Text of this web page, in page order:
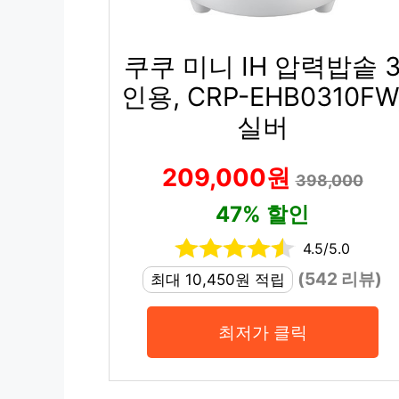
쿠쿠 미니 IH 압력밥솥
인용, CRP-
실버
209,000원398,000
47% 할인
4.5/5.0
최대 10,450원 적립
(542 리뷰)
최저가 클릭